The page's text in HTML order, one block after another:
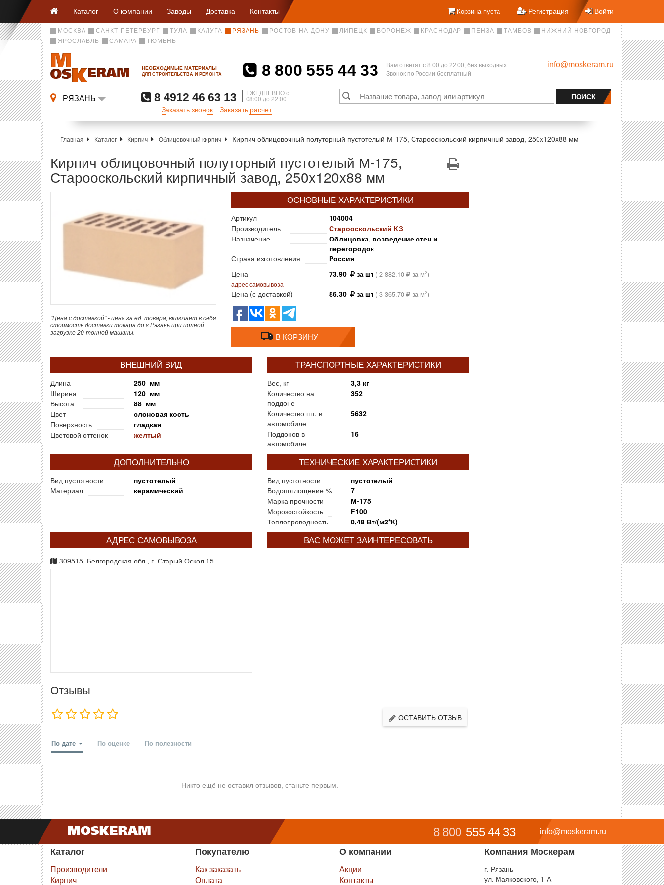
Каталог О компании Заводы Доставка Контакты Корзина пуста Регистрация Войти
МОСКВА САНКТ-ПЕТЕРБУРГ ТУЛА КАЛУГА РЯЗАНЬ РОСТОВ-НА-ДОНУ ЛИПЕЦК ВОРОНЕЖ КРАСНОДАР ПЕНЗА ТАМБОВ
НИЖНИЙ НОВГОРОД
ЯРОСЛАВЛЬ
САМАРА ТЮМЕНЬ
НЕОБХОДИМЫЕ МАТЕРИАЛЫ
ДЛЯ СТРОИТЕЛЬСТВА И РЕМОНТА 8 800 555 44 33
Вам ответят c 8:00 до 22:00, без выходных
Звонок по России бесплатный
info@moskeram.ru
РЯЗАНЬ 8 4912 46 63 13 ЕЖЕДНЕВНО с
08:00 до 22:00
Заказать звонок Заказать расчет
Главная Каталог Кирпич Облицовочный кирпич Кирпич облицовочный полуторный пустотелый М-175, Старооскольский кирпичный завод, 250x120x88 мм
Кирпич облицовочный полуторный пустотелый М-175,
Старооскольский кирпичный завод, 250x120x88 мм
"Цена с доставкой" - цена за ед. товара, включает в себя
стоимость доставки товара до г.Рязань при полной
загрузке 20-тонной машины.
ОСНОВНЫЕ ХАРАКТЕРИСТИКИ
Артикул
104004
Производитель
Старооскольский КЗ
Назначение
Облицовка, возведение стен и
перегородок
Страна изготовления
Россия
Цена
73.90 за шт (2 882.10 за м2)
адрес самовывоза
Цена (с доставкой) 86.30 за шт (3 365.70 за м2)
В КОРЗИНУ
ВНЕШНИЙ ВИД
Длина
250 мм
Ширина
120 мм
Высота
88 мм
Цвет
слоновая кость
Поверхность
гладкая
Цветовой оттенок
желтый
ТРАНСПОРТНЫЕ ХАРАКТЕРИСТИКИ
Вес, кг
3,3 кг
Количество на
поддоне
352
Количество шт. в
автомобиле
5632
Поддонов в
автомобиле
16
ДОПОЛНИТЕЛЬНО
Вид пустотности
пустотелый
Материал
керамический
ТЕХНИЧЕСКИЕ ХАРАКТЕРИСТИКИ
Вид пустотности
пустотелый
Водопоглощение %
7
Марка прочности
М-175
Морозостойкость
F100
Теплопроводность
0,48 Вт/(м2*К)
АДРЕС САМОВЫВОЗА
309515, Белгородская обл., г. Старый Оскол 15
ВАС МОЖЕТ ЗАИНТЕРЕСОВАТЬ
Отзывы
ОСТАВИТЬ ОТЗЫВ
По дате По оценке По полезности
Никто ещё не оставил отзывов, станьте первым.
info@moskeram.ru
8 800 555 44 33
Каталог
Производители
Кирпич
Покупателю
Как заказать
Оплата
О компании
Акции
Контакты
Компания Москерам
г. Рязань
ул. Маяковского, 1-А